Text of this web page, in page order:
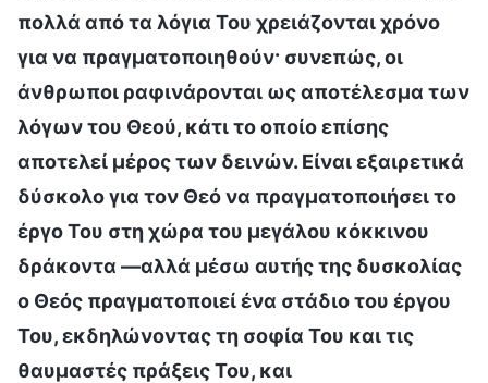
πολλά από τα λόγια Του χρειάζονται χρόνο
για να πραγματοποιηθούν· συνεπώς, οι
άνθρωποι ραφινάρονται ως αποτέλεσμα των
λόγων του Θεού, κάτι το οποίο επίσης
αποτελεί μέρος των δεινών. Είναι εξαιρετικά
δύσκολο για τον Θεό να πραγματοποιήσει το
έργο Του στη χώρα του μεγάλου κόκκινου
δράκοντα —αλλά μέσω αυτής της δυσκολίας
ο Θεός πραγματοποιεί ένα στάδιο του έργου
Του, εκδηλώνοντας τη σοφία Του και τις
θαυμαστές πράξεις Του, και